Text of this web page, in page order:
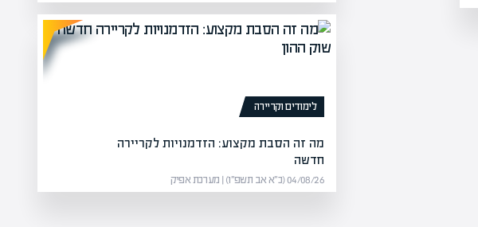
לימודים וקריירה
מה זה הסבת מקצוע: הזדמנויות לקריירה
חדשה
04/08/26 (כ״א אב תשפ״ו) | מערכת אפיק